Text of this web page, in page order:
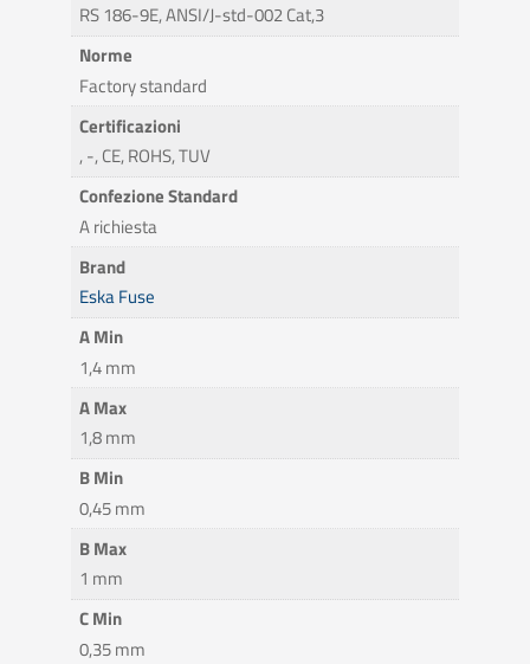
RS 186-9E, ANSI/J-std-002 Cat,3
Norme
Factory standard
Certificazioni
, -, CE, ROHS, TUV
Confezione Standard
A richiesta
Brand
Eska Fuse
A Min
1,4 mm
A Max
1,8 mm
B Min
0,45 mm
B Max
1 mm
C Min
0,35 mm